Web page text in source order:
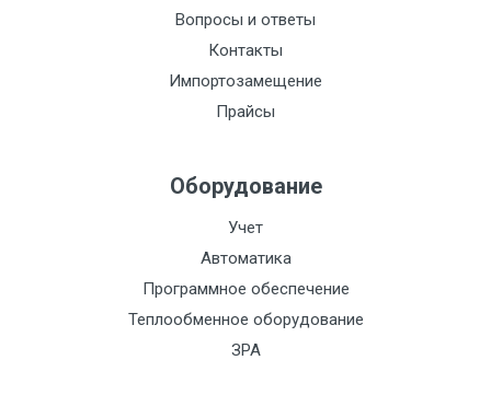
t, С:
Питание:
Сталь:
Функционально:
Импульсный выход:
Интерфейс:
Класс
Вопросы и ответы
Контакты
Импортозамещение
Прайсы
Оборудование
Учет
Автоматика
Программное обеспечение
Теплообменное оборудование
ЗРА